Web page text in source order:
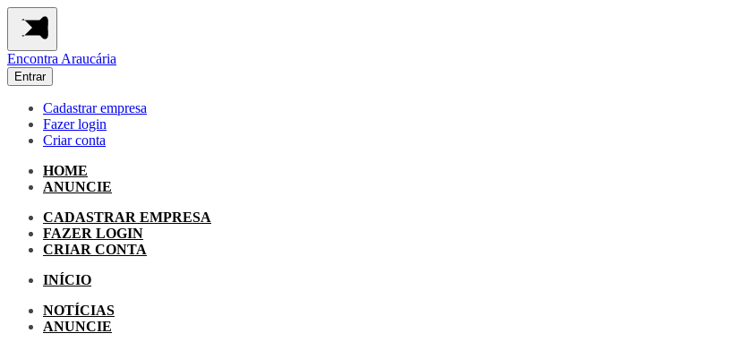
Encontra Araucária
Entrar
Cadastrar empresa
Fazer login
Criar conta
HOME
ANUNCIE
CADASTRAR EMPRESA
FAZER LOGIN
CRIAR CONTA
INÍCIO
NOTÍCIAS
ANUNCIE